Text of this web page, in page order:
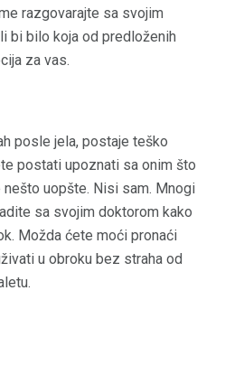
razgovarajte sa svojim
bi bilo koja od predloženih
za vas.
posle jela, postaje teško
postati upoznati sa onim što
uopšte. Nisi sam. Mnogi
sa svojim doktorom kako
Možda ćete moći pronaći
​​u obroku bez straha od